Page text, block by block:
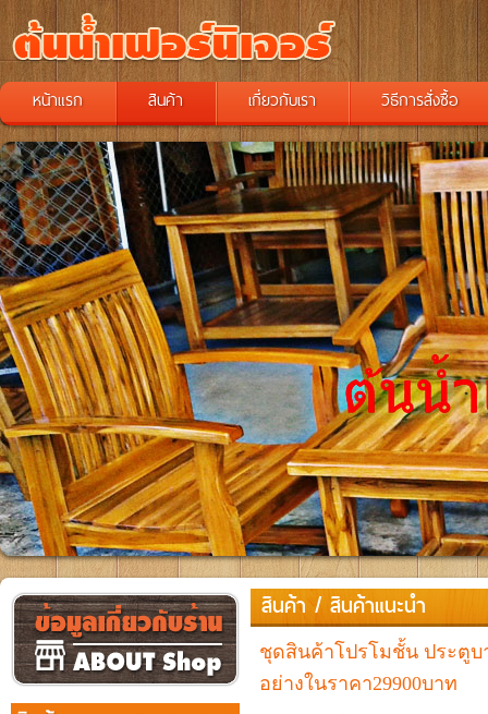
หน้าแรก สินค้า เกี่ยวกับเรา วิธีการสั่งซื้อ
สินค้า/ สินค้าแนะนำ
ชุดสินค้าโปรโมชั้น ประตูบ
อย่างในราคา29900บาท